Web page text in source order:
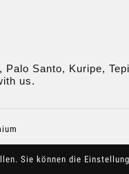
Sie können die
Santo, Kuripe,
us.